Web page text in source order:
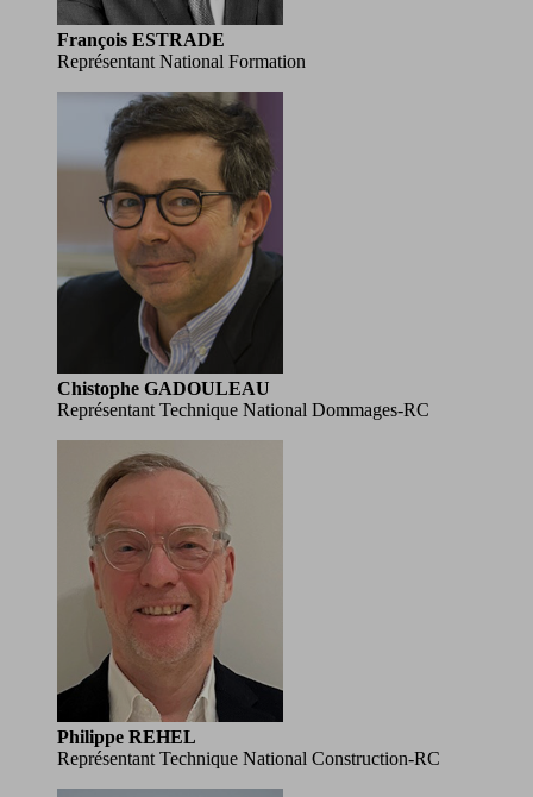
François ESTRADE
Représentant National Formation
Chistophe GADOULEAU
Représentant Technique National Dommages-RC
Philippe REHEL
Représentant Technique National Construction-RC